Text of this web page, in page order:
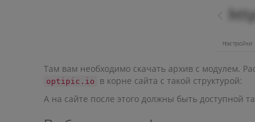
Там вам необходимо скачать архив с модулем.
optipic.io
в корне сайта с такой структурой:
А на сайте после этого должны быть доступной